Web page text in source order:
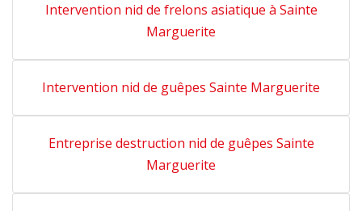
Intervention nid de frelons asiatique à Sainte
Marguerite
Intervention nid de guêpes Sainte Marguerite
Entreprise destruction nid de guêpes Sainte
Marguerite